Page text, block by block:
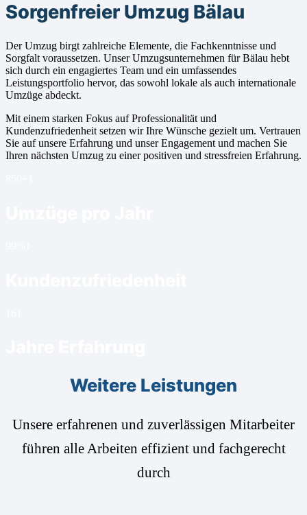
Sorgenfreier Umzug Bälau
Der Umzug birgt zahlreiche Elemente, die Fachkenntnisse und
Sorgfalt voraussetzen. Unser Umzugsunternehmen für Bälau hebt
sich durch ein engagiertes Team und ein umfassendes
Leistungsportfolio hervor, das sowohl lokale als auch internationale
Umzüge abdeckt.
Mit einem starken Fokus auf Professionalität und
Kundenzufriedenheit setzen wir Ihre Wünsche gezielt um. Vertrauen
Sie auf unsere Erfahrung und unser Engagement und machen Sie
Ihren nächsten Umzug zu einer positiven und stressfreien Erfahrung.
Weitere Leistungen
Unsere erfahrenen und zuverlässigen Mitarbeiter
führen alle Arbeiten effizient und fachgerecht
durch